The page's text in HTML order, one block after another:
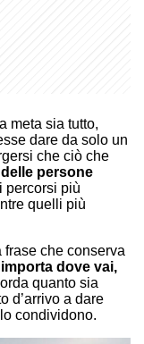
meta sia tutto,
dare da solo un
che ciò che
persone
percorsi più
quelli più
frase che conserva
dove vai,
quanto sia
d’arrivo a dare
condividono.